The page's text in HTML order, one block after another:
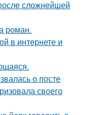
сложнейшей
роман.
в интернете и
о посте
своего